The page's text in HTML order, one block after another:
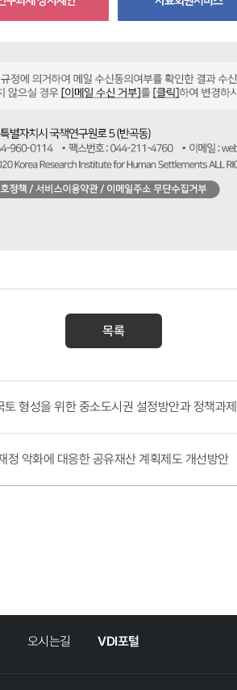
목록
형성을 위한 중소도시권 설정방안과 정책과제
악화에 대응한 공유재산 계획제도 개선방안
오시는길 VDI포털